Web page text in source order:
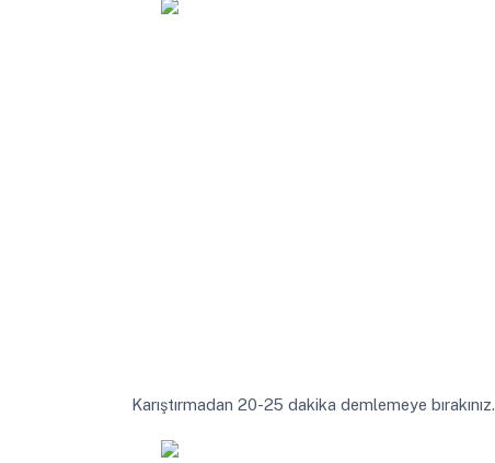
Karıştırmadan 20-25 dakika demlemeye bırakınız.